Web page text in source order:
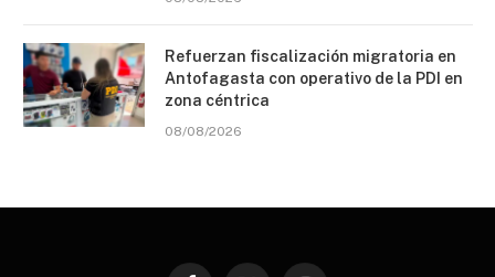
Refuerzan fiscalización migratoria en
Antofagasta con operativo de la PDI en
zona céntrica
08/08/2026